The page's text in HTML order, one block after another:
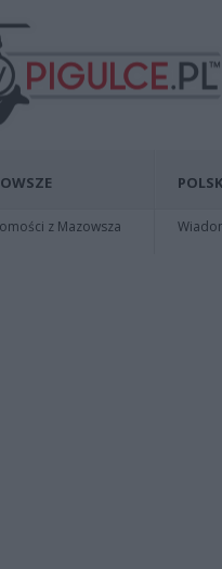
z Mazowsza